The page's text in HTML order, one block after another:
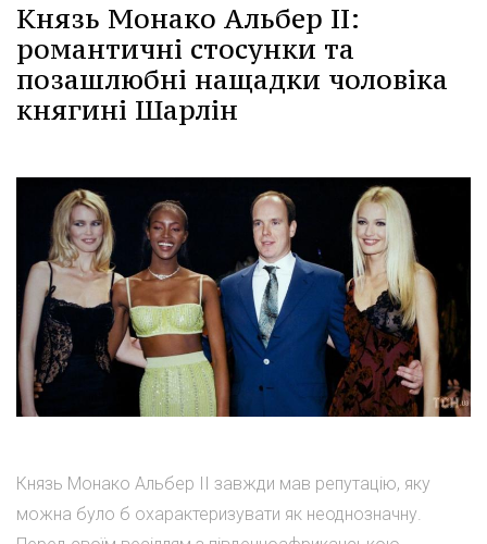
Князь Монако Альбер II:
романтичні стосунки та
позашлюбні нащадки чоловіка
княгині Шарлін
Князь Монако Альбер II завжди мав репутацію, яку
можна було б охарактеризувати як неоднозначну.